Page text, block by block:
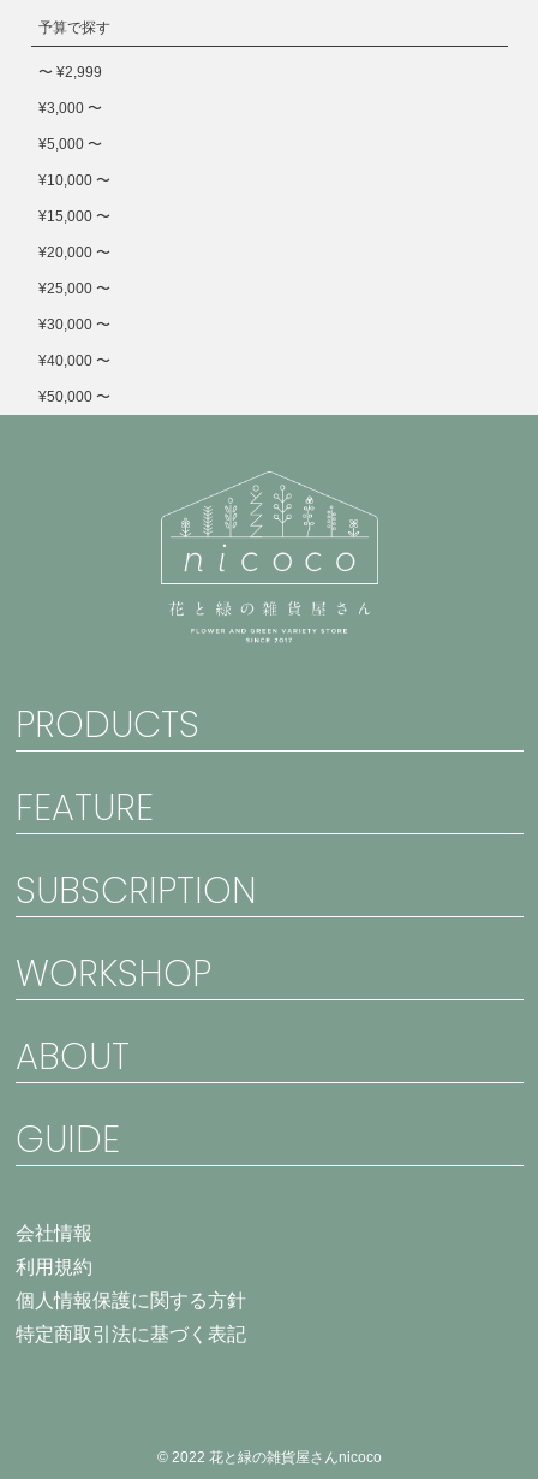
予算で探す
〜 ¥2,999
¥3,000 〜
¥5,000 〜
¥10,000 〜
¥15,000 〜
¥20,000 〜
¥25,000 〜
¥30,000 〜
¥40,000 〜
¥50,000 〜
PRODUCTS
FEATURE
SUBSCRIPTION
WORKSHOP
ABOUT
GUIDE
会社情報
利用規約
個人情報保護に関する方針
特定商取引法に基づく表記
© 2022 花と緑の雑貨屋さんnicoco